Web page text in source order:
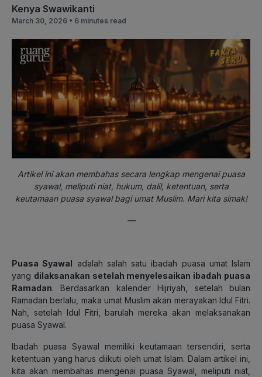
Kenya Swawikanti
March 30, 2026 • 6 minutes read
Artikel ini akan membahas secara lengkap mengenai puasa
syawal, meliputi niat, hukum, dalil, ketentuan, serta
keutamaan puasa syawal bagi umat Muslim. Mari kita simak!
—
Puasa Syawal adalah salah satu ibadah puasa umat Islam
yang dilaksanakan setelah menyelesaikan ibadah puasa
Ramadan. Berdasarkan kalender Hijriyah, setelah bulan
Ramadan berlalu, maka umat Muslim akan merayakan Idul Fitri.
Nah, setelah Idul Fitri, barulah mereka akan melaksanakan
puasa Syawal.
Ibadah puasa Syawal memiliki keutamaan tersendiri, serta
ketentuan yang harus diikuti oleh umat Islam. Dalam artikel ini,
kita akan membahas mengenai puasa Syawal, meliputi niat,